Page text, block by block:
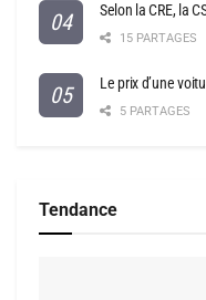
Selon la CRE, la
15 PARTAGES
Le prix d’une
5 PARTAGES
Tendance